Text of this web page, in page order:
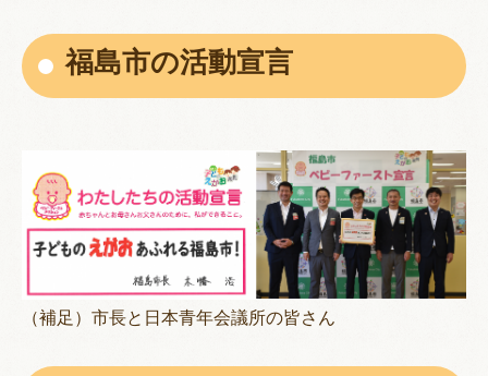
福島市の活動宣言
（補足）市長と日本青年会議所の皆さん